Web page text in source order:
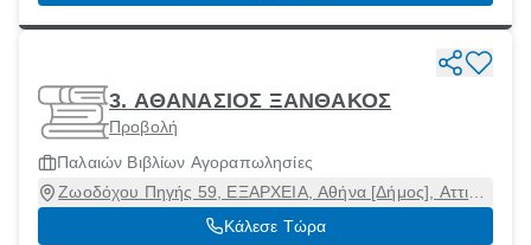
3. ΑΘΑΝΑΣΙΟΣ ΞΑΝΘΑΚΟΣ
Προβολή
Παλαιών Βιβλίων Αγοραπωλησίες
Ζωοδόχου Πηγής 59, ΕΞΑΡΧΕΙΑ, Αθήνα [Δήμος], Αττική,
10681
Κάλεσε Τώρα